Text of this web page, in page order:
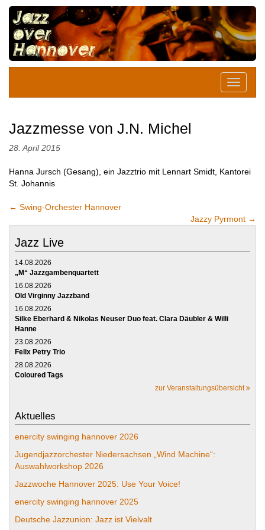
Jazzmesse von J.N. Michel
28. April 2015
Hanna Jursch (Gesang), ein Jazztrio mit Lennart Smidt, Kantorei
St. Johannis
← Swing-Orchester Hannover
Jazzy Pyrmont →
Jazz Live
14.08.2026
„M“ Jazzgambenquartett
16.08.2026
Old Virginny Jazzband
16.08.2026
Silke Eberhard & Nikolas Neuser Duo feat. Clara Däubler & Willi
Hanne
23.08.2026
Felix Petry Trio
28.08.2026
Coloured Tags
zur Veranstaltungsübersicht
Aktuelles
enercity swinging hannover 2026
Jugendjazzorchester Niedersachsen „Wind Machine“:
Auswahlworkshop 2026
Jazzwoche Hannover 2025: Use Your Voice!
enercity swinging hannover 2025
Deutsche Jazzunion: Jazz ist Vielvalt